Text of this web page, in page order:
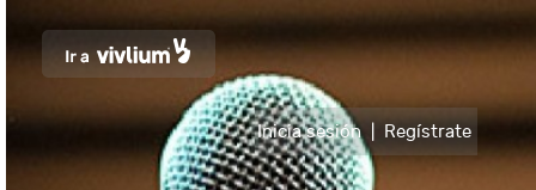
Inicia sesión Regístrate